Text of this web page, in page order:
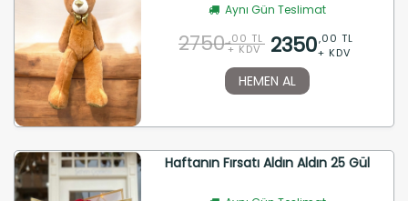
Aynı Gün Teslimat
2750 ,00 TL
+ KDV 2350,00 TL
+ KDV
HEMEN AL
Haftanın Fırsatı Aldın Aldın 25 Gül